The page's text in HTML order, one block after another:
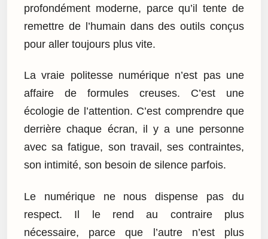
profondément moderne, parce qu’il tente de
remettre de l’humain dans des outils conçus
pour aller toujours plus vite.
La vraie politesse numérique n’est pas une
affaire de formules creuses. C’est une
écologie de l’attention. C’est comprendre que
derrière chaque écran, il y a une personne
avec sa fatigue, son travail, ses contraintes,
son intimité, son besoin de silence parfois.
Le numérique ne nous dispense pas du
respect. Il le rend au contraire plus
nécessaire, parce que l’autre n’est plus